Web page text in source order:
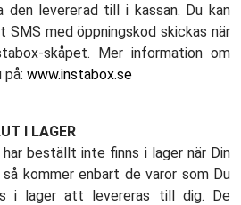
den levererad till i kassan. Du kan
med öppningskod skickas när
skåpet. Mer information om
www.instabox.se
I LAGER
har beställt inte finns i lager när Din
kommer enbart de varor som Du
i lager att levereras till dig. De